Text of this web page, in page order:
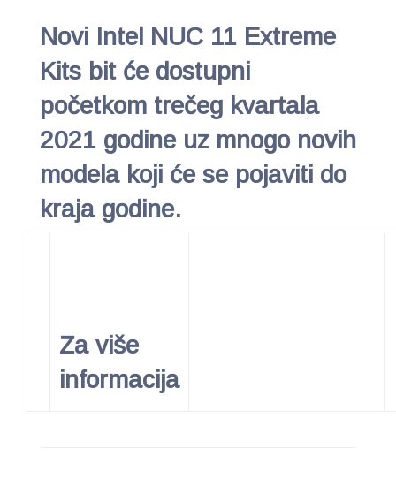
Novi Intel NUC 11 Extreme
Kits bit će dostupni
početkom trečeg kvartala
2021 godine uz mnogo novih
modela koji će se pojaviti do
kraja godine.
Za više
informacija